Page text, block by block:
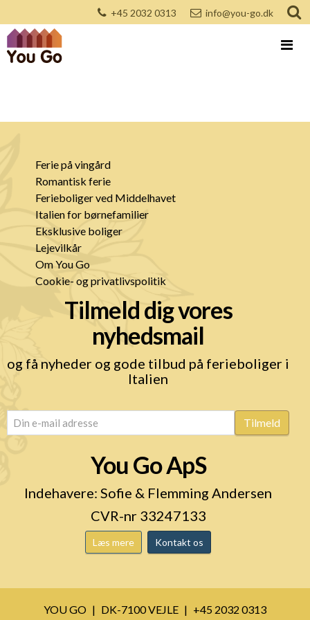
+45 2032 0313 info@you-go.dk
Ferie på vingård
Romantisk ferie
Ferieboliger ved Middelhavet
Italien for børnefamilier
Eksklusive boliger
Lejevilkår
Om You Go
Cookie- og privatlivspolitik
Tilmeld dig vores
nyhedsmail
og få nyheder og gode tilbud på ferieboliger i
Italien
email (Påkrævet) Tilmeld
You Go ApS
Indehavere: Sofie & Flemming Andersen
CVR-nr 33247133
Læs mere Kontakt os
YOU GO DK-7100 VEJLE
+45 2032 0313